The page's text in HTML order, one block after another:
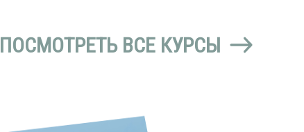
ПОСМОТРЕТЬ ВСЕ КУРСЫ